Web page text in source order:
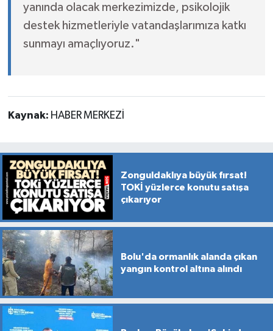
yanında olacak merkezimizde, psikolojik
destek hizmetleriyle vatandaşlarımıza katkı
sunmayı amaçlıyoruz."
Kaynak: HABER MERKEZİ
Zonguldaklıya büyük fırsat!
TOKİ yüzlerce konutu satışa
çıkarıyor
Bolu'da ormanlık alanda çıkan
yangın kontrol altına alındı